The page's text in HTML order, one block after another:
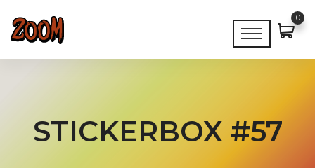
0
STICKERBOX #57